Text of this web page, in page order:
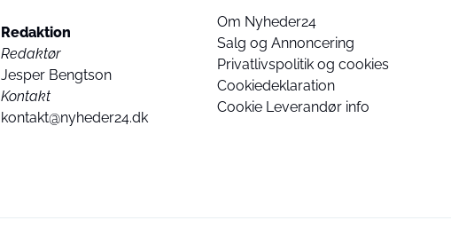
Redaktion
Redaktør
Jesper Bengtson
Kontakt
kontakt@nyheder24.dk
Om Nyheder24
Salg og Annoncering
Privatlivspolitik og cookies
Cookiedeklaration
Cookie Leverandør info